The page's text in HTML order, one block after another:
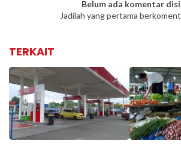
Belum ada komentar
Jadilah yang pertama
TERKAIT